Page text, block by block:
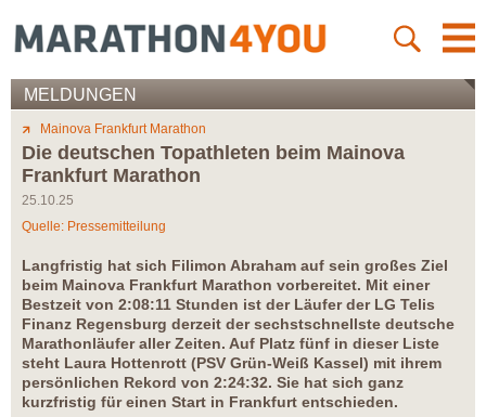
MELDUNGEN
Mainova Frankfurt Marathon
Die deutschen Topathleten beim Mainova
Frankfurt Marathon
25.10.25
Quelle: Pressemitteilung
Langfristig hat sich Filimon Abraham auf sein großes Ziel
beim Mainova Frankfurt Marathon vorbereitet. Mit einer
Bestzeit von 2:08:11 Stunden ist der Läufer der LG Telis
Finanz Regensburg derzeit der sechstschnellste deutsche
Marathonläufer aller Zeiten. Auf Platz fünf in dieser Liste
steht Laura Hottenrott (PSV Grün-Weiß Kassel) mit ihrem
persönlichen Rekord von 2:24:32. Sie hat sich ganz
kurzfristig für einen Start in Frankfurt entschieden.